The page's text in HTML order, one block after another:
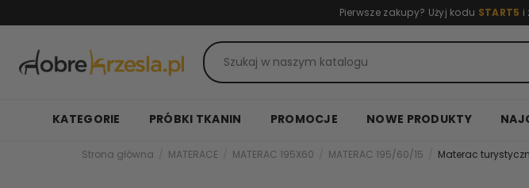
Pierwsze zakupy? Użyj kodu START5 i
KATEGORIE PRÓBKI TKANIN PROMOCJE NOWE PRODUKTY
Strona główna MATERACE MATERAC 195X60 MATERAC 195/60/15 Materac